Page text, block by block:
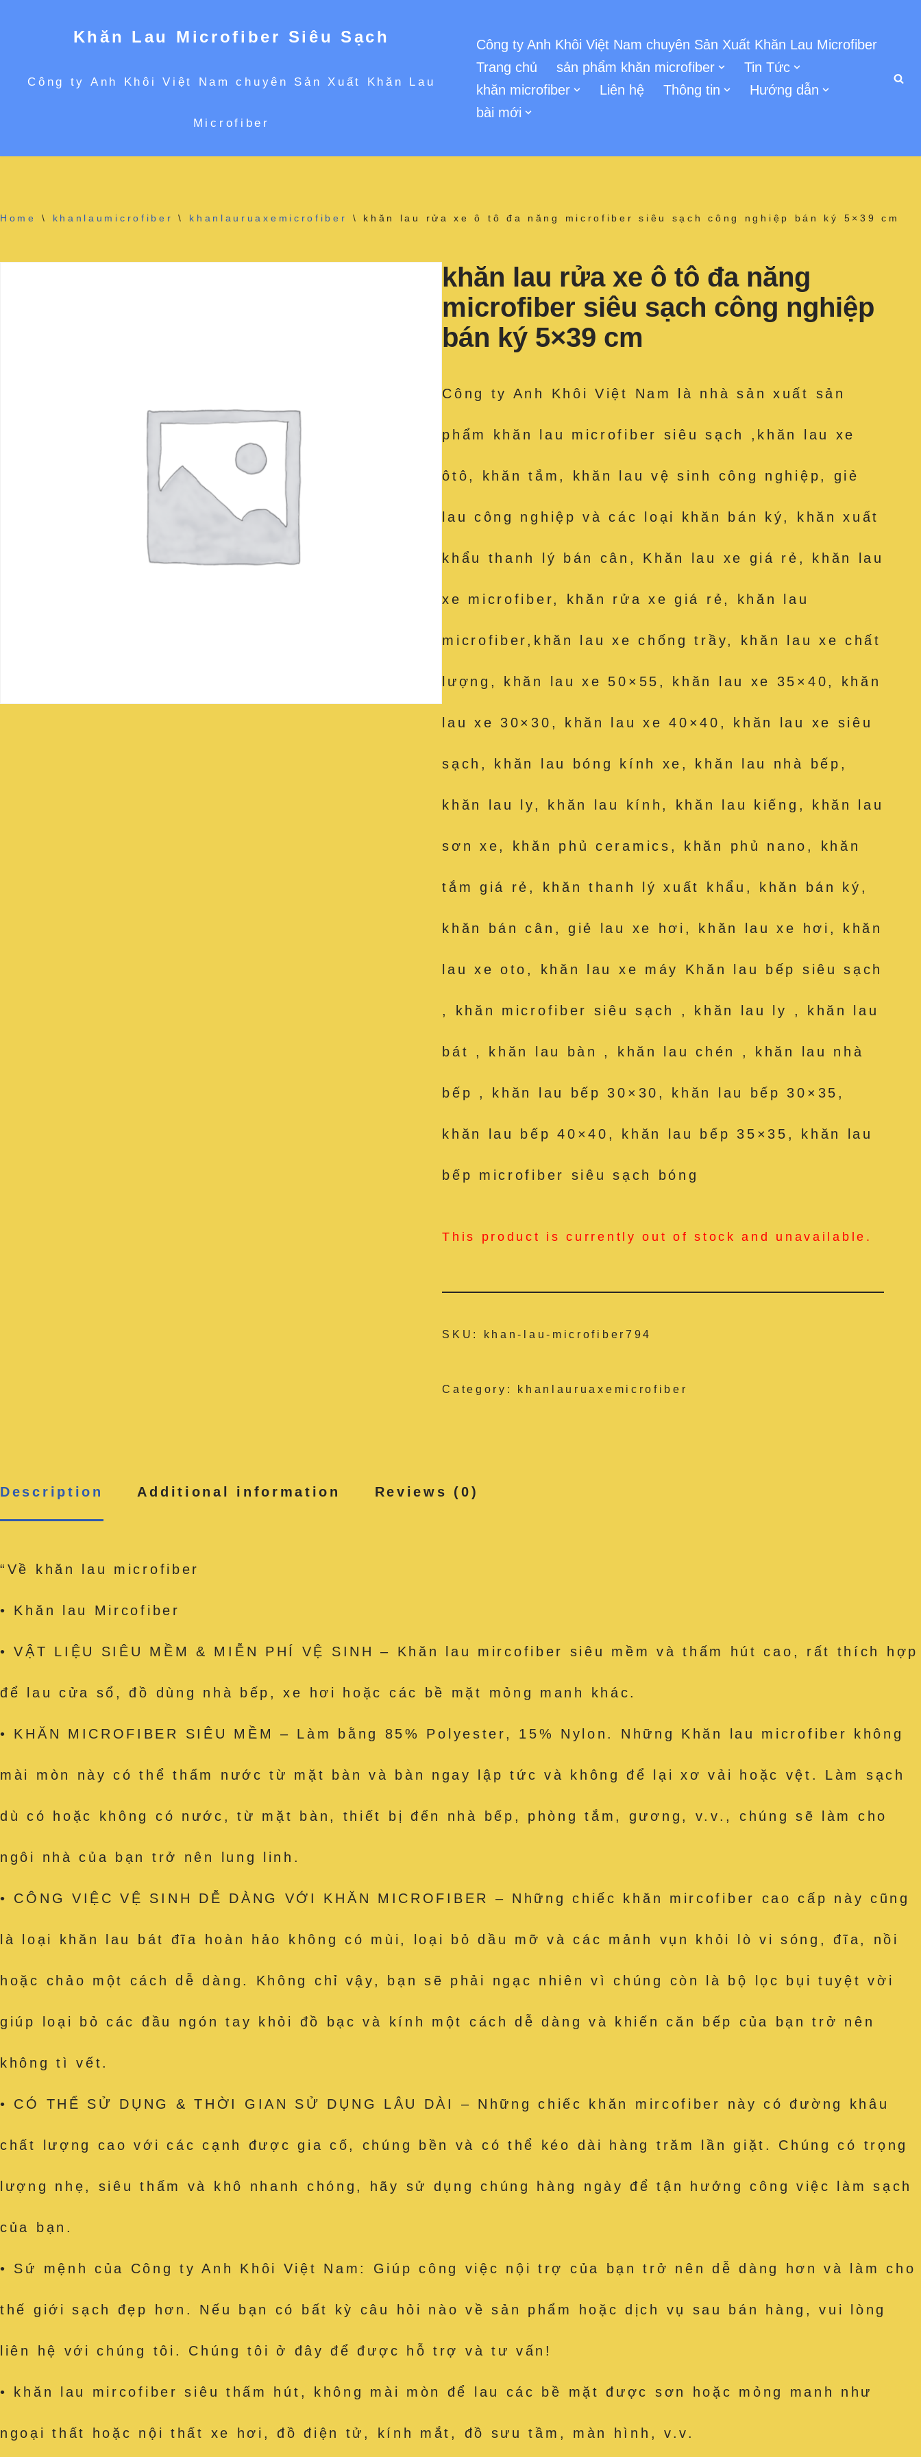
tới
Khăn Lau Microfiber Siêu Sạch
Công ty Anh Khôi Việt Nam chuyên Sản Xuất Khăn Lau
Microfiber
Công ty Anh Khôi Việt Nam chuyên Sản Xuất Khăn Lau Microfiber
Trang chủ
sản phẩm khăn microfiber
Tin Tức
khăn microfiber
Liên hệ Thông tin
Hướng dẫn
bài mới
Home \ khanlaumicrofiber \ khanlauruaxemicrofiber \ khăn lau rửa xe ô tô đa năng microfiber siêu sạch công nghiệp bán ký 5×39 cm
khăn lau rửa xe ô tô đa năng
microfiber siêu sạch công nghiệp
bán ký 5×39 cm
Công ty Anh Khôi Việt Nam là nhà sản xuất sản
phẩm khăn lau microfiber siêu sạch ,khăn lau xe
ôtô, khăn tắm, khăn lau vệ sinh công nghiệp, giẻ
lau công nghiệp và các loại khăn bán ký, khăn xuất
khẩu thanh lý bán cân, Khăn lau xe giá rẻ, khăn lau
xe microfiber, khăn rửa xe giá rẻ, khăn lau
microfiber,khăn lau xe chống trầy, khăn lau xe chất
lượng, khăn lau xe 50×55, khăn lau xe 35×40, khăn
lau xe 30×30, khăn lau xe 40×40, khăn lau xe siêu
sạch, khăn lau bóng kính xe, khăn lau nhà bếp,
khăn lau ly, khăn lau kính, khăn lau kiếng, khăn lau
sơn xe, khăn phủ ceramics, khăn phủ nano, khăn
tắm giá rẻ, khăn thanh lý xuất khẩu, khăn bán ký,
khăn bán cân, giẻ lau xe hơi, khăn lau xe hơi, khăn
lau xe oto, khăn lau xe máy Khăn lau bếp siêu sạch
, khăn microfiber siêu sạch , khăn lau ly , khăn lau
bát , khăn lau bàn , khăn lau chén , khăn lau nhà
bếp , khăn lau bếp 30×30, khăn lau bếp 30×35,
khăn lau bếp 40×40, khăn lau bếp 35×35, khăn lau
bếp microfiber siêu sạch bóng
This product is currently out of stock and unavailable.
SKU: khan-lau-microfiber794
Category: khanlauruaxemicrofiber
Description Additional information Reviews (0)
“Về khăn lau microfiber
• Khăn lau Mircofiber
• VẬT LIỆU SIÊU MỀM & MIỄN PHÍ VỆ SINH – Khăn lau mircofiber siêu mềm và thấm hút cao, rất thích hợp
để lau cửa sổ, đồ dùng nhà bếp, xe hơi hoặc các bề mặt mỏng manh khác.
• KHĂN MICROFIBER SIÊU MỀM – Làm bằng 85% Polyester, 15% Nylon. Những Khăn lau microfiber không
mài mòn này có thể thấm nước từ mặt bàn và bàn ngay lập tức và không để lại xơ vải hoặc vệt. Làm sạch
dù có hoặc không có nước, từ mặt bàn, thiết bị đến nhà bếp, phòng tắm, gương, v.v., chúng sẽ làm cho
ngôi nhà của bạn trở nên lung linh.
• CÔNG VIỆC VỆ SINH DỄ DÀNG VỚI KHĂN MICROFIBER – Những chiếc khăn mircofiber cao cấp này cũng
là loại khăn lau bát đĩa hoàn hảo không có mùi, loại bỏ dầu mỡ và các mảnh vụn khỏi lò vi sóng, đĩa, nồi
hoặc chảo một cách dễ dàng. Không chỉ vậy, bạn sẽ phải ngạc nhiên vì chúng còn là bộ lọc bụi tuyệt vời
giúp loại bỏ các đầu ngón tay khỏi đồ bạc và kính một cách dễ dàng và khiến căn bếp của bạn trở nên
không tì vết.
• CÓ THỂ SỬ DỤNG & THỜI GIAN SỬ DỤNG LÂU DÀI – Những chiếc khăn mircofiber này có đường khâu
chất lượng cao với các cạnh được gia cố, chúng bền và có thể kéo dài hàng trăm lần giặt. Chúng có trọng
lượng nhẹ, siêu thấm và khô nhanh chóng, hãy sử dụng chúng hàng ngày để tận hưởng công việc làm sạch
của bạn.
• Sứ mệnh của Công ty Anh Khôi Việt Nam: Giúp công việc nội trợ của bạn trở nên dễ dàng hơn và làm cho
thế giới sạch đẹp hơn. Nếu bạn có bất kỳ câu hỏi nào về sản phẩm hoặc dịch vụ sau bán hàng, vui lòng
liên hệ với chúng tôi. Chúng tôi ở đây để được hỗ trợ và tư vấn!
• khăn lau mircofiber siêu thấm hút, không mài mòn để lau các bề mặt được sơn hoặc mỏng manh như
ngoại thất hoặc nội thất xe hơi, đồ điện tử, kính mắt, đồ sưu tầm, màn hình, v.v.